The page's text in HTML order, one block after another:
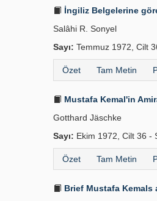
İngiliz Belgelerine
Salâhi R. Sonyel
Sayı: Temmuz 1972, Cilt
Özet Tam Metin
Mustafa Kemal'in
Gotthard Jäschke
Sayı: Ekim 1972, Cilt 36 -
Özet Tam Metin
Brief Mustafa Kemals